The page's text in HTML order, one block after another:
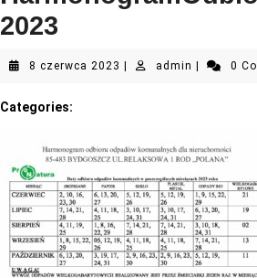
2023
8 czerwca 2023 8
admin admin 0
Categories: